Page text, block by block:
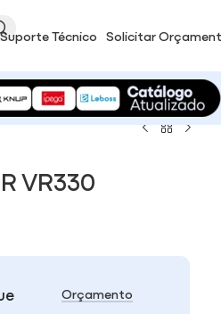
Suporte Técnico Solicitar
VR330
Orçamento